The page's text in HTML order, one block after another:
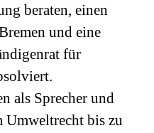
beraten, einen
und eine
für
als Sprecher und
Umweltrecht bis zu